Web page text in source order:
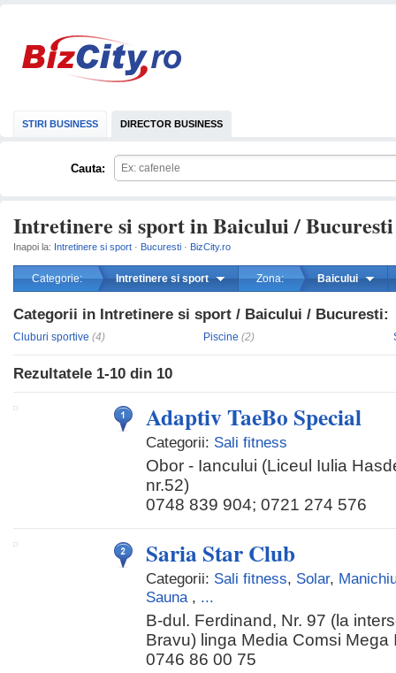
STIRI BUSINESS DIRECTOR BUSINESS
Cauta:
Intretinere si sport in Baicului / Bucuresti
Inapoi la: Intretinere si sport · Bucuresti · BizCity.ro
Categorie: Intretinere si sport Zona: Baicului
Categorii in Intretinere si sport / Baicului / Bucuresti:
Cluburi sportive (4) Piscine (2)
Rezultatele 1-10 din 10
Adaptiv TaeBo Special
Categorii: Sali fitness
Obor - Iancului (Liceul Iulia
nr.52)
0748 839 904; 0721 274 576
Saria Star Club
Categorii: Sali fitness, Solar,
Sauna , ...
B-dul. Ferdinand, Nr. 97 (la
Bravu) linga Media Comsi Mega
0746 86 00 75
mareste